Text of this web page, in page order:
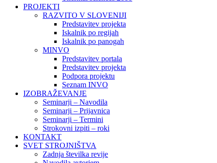
PROJEKTI
RAZVITO V SLOVENIJI
Predstavitev projekta
Iskalnik po regijah
Iskalnik po panogah
MINVO
Predstavitev portala
Predstavitev projekta
Podpora projektu
Seznam INVO
IZOBRAŽEVANJE
Seminarji – Navodila
Seminarji – Prijavnica
Seminarji – Termini
Strokovni izpiti – roki
KONTAKT
SVET STROJNIŠTVA
Zadnja številka revije